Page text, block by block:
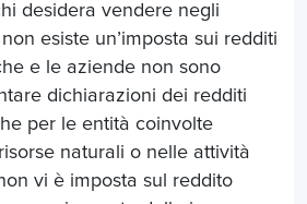
desidera vendere negli
esiste un’imposta sui redditi
e le aziende non sono
dichiarazioni dei redditi
per le entità coinvolte
naturali o nelle attività
vi è imposta sul reddito